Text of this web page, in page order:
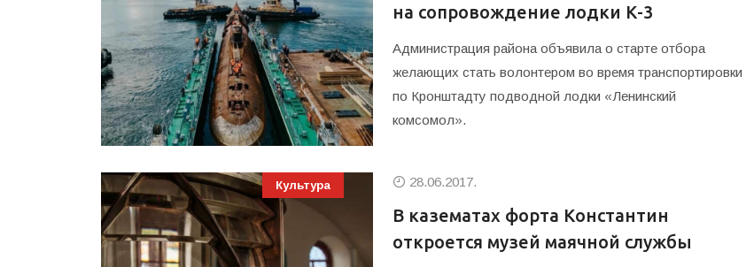
на сопровождение лодки К-3
Администрация района объявила о старте отбора
желающих стать волонтером во время транспортировки
по Кронштадту подводной лодки «Ленинский
комсомол».
Культура 28.06.2017.
В казематах форта Константин
откроется музей маячной службы